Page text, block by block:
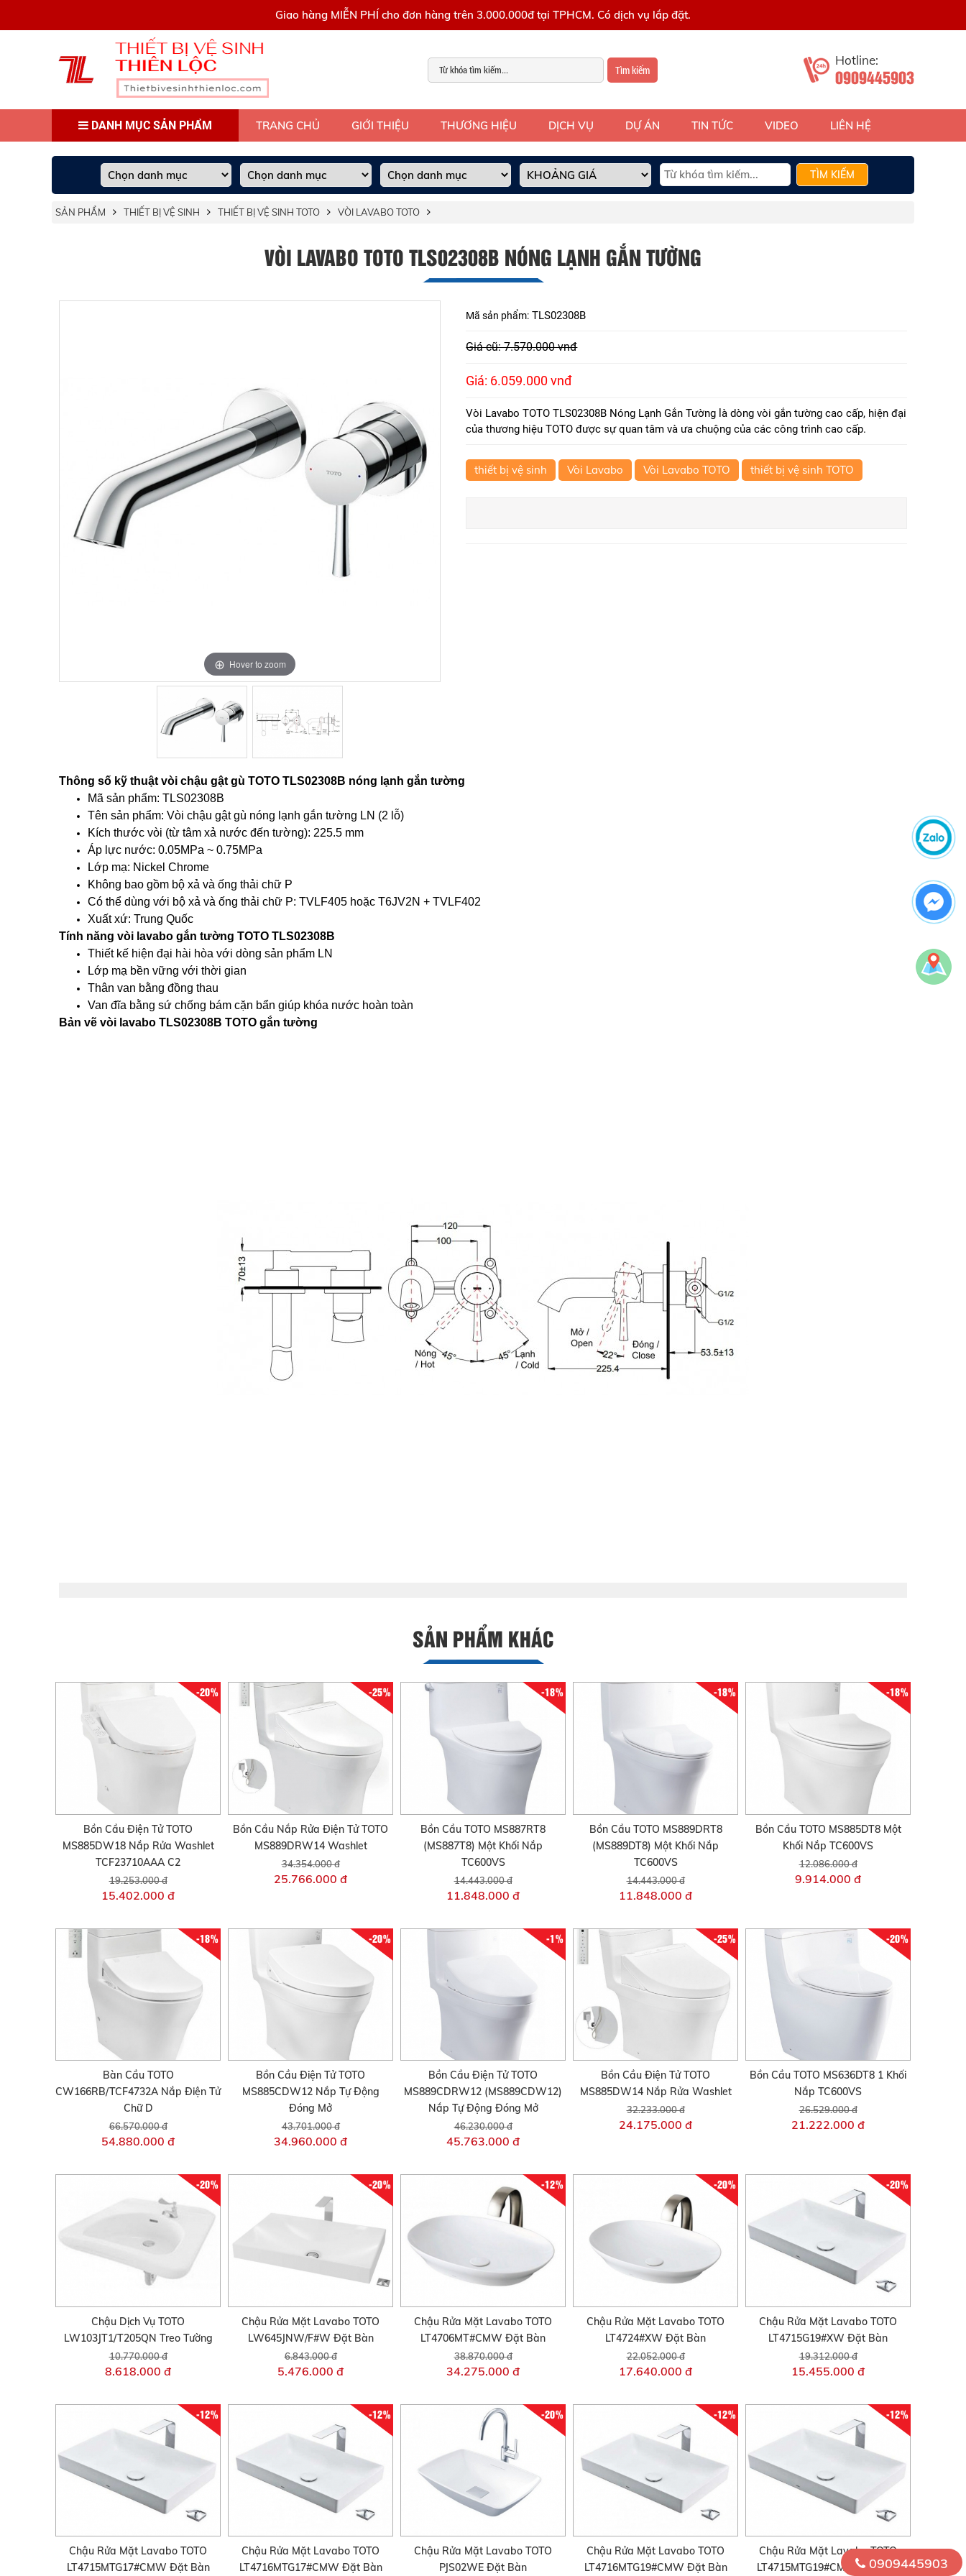
Giao hàng MIỄN PHÍ cho đơn hàng trên 3.000.000đ tại TPHCM. Có dịch vụ lắp đặt.
Tìm kiếm
Hotline:
0909445903
DANH MỤC SẢN PHẨM TRANG CHỦ GIỚI THIỆU THƯƠNG HIỆU DỊCH VỤ DỰ ÁN TIN TỨC VIDEO LIÊN HỆ
TÌM KIẾM
SẢN PHẨM THIẾT BỊ VỆ SINH THIẾT BỊ VỆ SINH TOTO VÒI LAVABO TOTO
VÒI LAVABO TOTO TLS02308B NÓNG LẠNH GẮN TƯỜNG
Hover to zoom
Hover to zoom
Mã sản phẩm: TLS02308B
Giá cũ: 7.570.000 vnđ
Giá: 6.059.000 vnđ
Vòi Lavabo TOTO TLS02308B Nóng Lạnh Gắn Tường là dòng vòi gắn tường cao cấp, hiện đại
của thương hiệu TOTO được sự quan tâm và ưa chuộng của các công trình cao cấp.
thiết bị vệ sinh Vòi Lavabo Vòi Lavabo TOTO thiết bị vệ sinh TOTO
Thông số kỹ thuật vòi chậu gật gù TOTO TLS02308B nóng lạnh gắn tường
Mã sản phẩm: TLS02308B
Tên sản phẩm: Vòi chậu gật gù nóng lạnh gắn tường LN (2 lỗ)
Kích thước vòi (từ tâm xả nước đến tường): 225.5 mm
Áp lực nước: 0.05MPa ~ 0.75MPa
Lớp mạ: Nickel Chrome
Không bao gồm bộ xả và ống thải chữ P
Có thể dùng với bộ xả và ống thải chữ P: TVLF405 hoặc T6JV2N + TVLF402
Xuất xứ: Trung Quốc
Tính năng vòi lavabo gắn tường TOTO TLS02308B
Thiết kế hiện đại hài hòa với dòng sản phẩm LN
Lớp mạ bền vững với thời gian
Thân van bằng đồng thau
Van đĩa bằng sứ chống bám cặn bẩn giúp khóa nước hoàn toàn
Bản vẽ vòi lavabo TLS02308B TOTO gắn tường
SẢN PHẨM KHÁC
-20%
Bồn Cầu Điện Tử TOTO
MS885DW18 Nắp Rửa Washlet
TCF23710AAA C2
19.253.000 đ
15.402.000 đ
-25%
Bồn Cầu Nắp Rửa Điện Tử TOTO
MS889DRW14 Washlet
34.354.000 đ
25.766.000 đ
-18%
Bồn Cầu TOTO MS887RT8
(MS887T8) Một Khối Nắp
TC600VS
14.443.000 đ
11.848.000 đ
-18%
Bồn Cầu TOTO MS889DRT8
(MS889DT8) Một Khối Nắp
TC600VS
14.443.000 đ
11.848.000 đ
-18%
Bồn Cầu TOTO MS885DT8 Một
Khối Nắp TC600VS
12.086.000 đ
9.914.000 đ
-18%
Bàn Cầu TOTO
CW166RB/TCF4732A Nắp Điện Tử
Chữ D
66.570.000 đ
54.880.000 đ
-20%
Bồn Cầu Điện Tử TOTO
MS885CDW12 Nắp Tự Động
Đóng Mở
43.701.000 đ
34.960.000 đ
-1%
Bồn Cầu Điện Tử TOTO
MS889CDRW12 (MS889CDW12)
Nắp Tự Động Đóng Mở
46.230.000 đ
45.763.000 đ
-25%
Bồn Cầu Điện Tử TOTO
MS885DW14 Nắp Rửa Washlet
32.233.000 đ
24.175.000 đ
-20%
Bồn Cầu TOTO MS636DT8 1 Khối
Nắp TC600VS
26.529.000 đ
21.222.000 đ
-20%
Chậu Dịch Vụ TOTO
LW103JT1/T205QN Treo Tường
10.770.000 đ
8.618.000 đ
-20%
Chậu Rửa Mặt Lavabo TOTO
LW645JNW/F#W Đặt Bàn
6.843.000 đ
5.476.000 đ
-12%
Chậu Rửa Mặt Lavabo TOTO
LT4706MT#CMW Đặt Bàn
38.870.000 đ
34.275.000 đ
-20%
Chậu Rửa Mặt Lavabo TOTO
LT4724#XW Đặt Bàn
22.052.000 đ
17.640.000 đ
-20%
Chậu Rửa Mặt Lavabo TOTO
LT4715G19#XW Đặt Bàn
19.312.000 đ
15.455.000 đ
-12%
Chậu Rửa Mặt Lavabo TOTO
LT4715MTG17#CMW Đặt Bàn
-12%
Chậu Rửa Mặt Lavabo TOTO
LT4716MTG17#CMW Đặt Bàn
-20%
Chậu Rửa Mặt Lavabo TOTO
PJS02WE Đặt Bàn
-12%
Chậu Rửa Mặt Lavabo TOTO
LT4716MTG19#CMW Đặt Bàn
-12%
Chậu Rửa Mặt Lavabo TOTO
LT4715MTG19#CMW Đặt Bàn0909445903